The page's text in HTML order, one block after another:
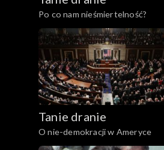
Po co nam nieśmiertelność?
Tanie dranie
O nie-demokracji w Ameryce